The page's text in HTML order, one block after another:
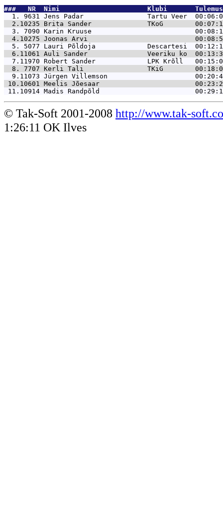
###   NR  Nimi                      Klubi
  1. 9631
Jens Padar                Tartu Veer
  2.10235
Brita Sander              TKoG
  3. 7090
Karin Kruuse
  4.10275
Joonas Arvi
  5. 5077
Lauri Põldoja             Descartesi
  6.11061
Auli Sander               Veeriku ko
  7.11970
Robert Sander             LPK Krõll
  8. 7707
Kerli Tali                TKiG
  9.11073
Jürgen Villemson
10.10601 Meelis Jõesaar
11.10914 Madis Randpõld
© Tak-Soft 2001-2008 http://www.tak-
1:26:11 OK Ilves